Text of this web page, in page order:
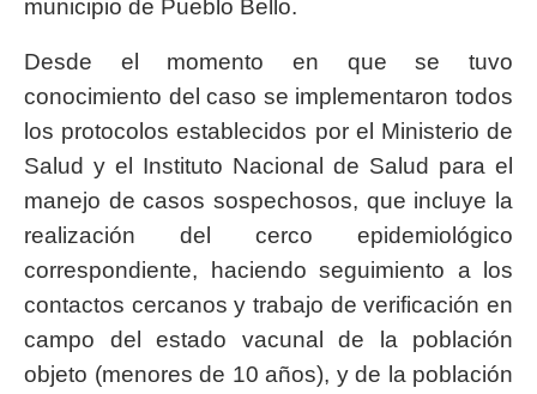
municipio de Pueblo Bello.
Desde el momento en que se tuvo
conocimiento del caso se implementaron todos
los protocolos establecidos por el Ministerio de
Salud y el Instituto Nacional de Salud para el
manejo de casos sospechosos, que incluye la
realización del cerco epidemiológico
correspondiente, haciendo seguimiento a los
contactos cercanos y trabajo de verificación en
campo del estado vacunal de la población
objeto (menores de 10 años), y de la población